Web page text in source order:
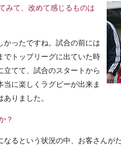
て、改めて感じるものは
かったですね。試合の前には
でトップリーグに出ていた時
立てて、試合のスタートから
に楽しくラグビーが出来ま
りました。
？
るという状況の中、お客さんが